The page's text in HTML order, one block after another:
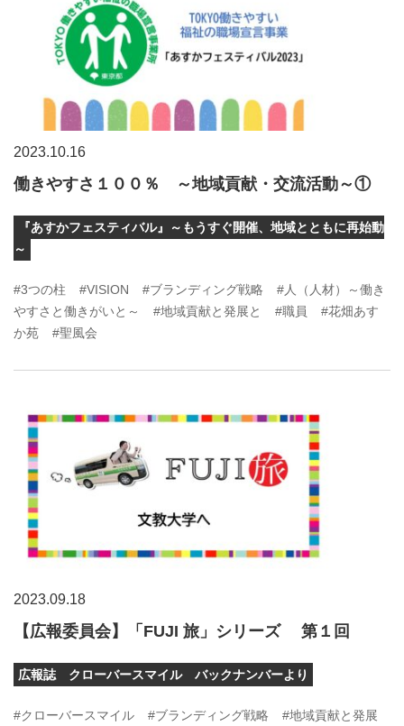
2023.10.16
働きやすさ１００％ ～地域貢献・交流活動～①
『あすかフェスティバル』～もうすぐ開催、地域とともに再始動
～
#3つの柱 #VISION #ブランディング戦略
#人（人材）～働き
やすさと働きがいと～
#地域貢献と発展と #職員
#花畑あす
か苑
#聖風会
2023.09.18
【広報委員会】「FUJI 旅」シリーズ 第１回
広報誌 クローバースマイル バックナンバーより
#クローバースマイル #ブランディング戦略
#地域貢献と発展